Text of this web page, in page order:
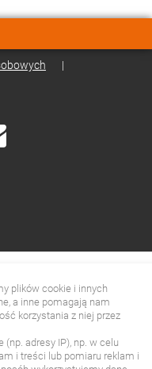
|
plików cookie i innych
a inne pomagają nam
korzystania z niej przez
adresy IP), np. w celu
i treści lub pomiaru reklam i